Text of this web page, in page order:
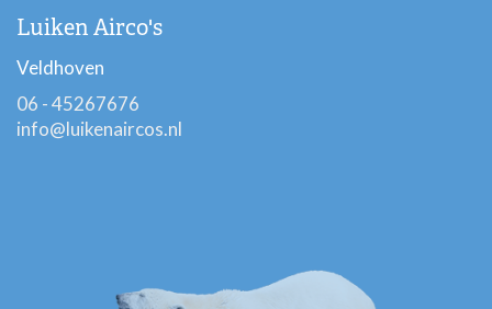
Luiken Airco's
Veldhoven
06 - 45267676
info@luikenaircos.nl